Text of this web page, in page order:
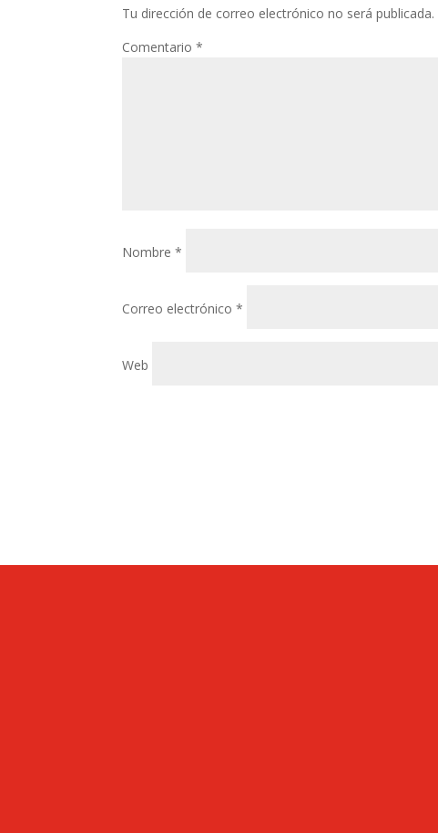
Tu dirección de correo electrónico no será publicada.
Comentario*
Nombre*
Correo electrónico*
Web